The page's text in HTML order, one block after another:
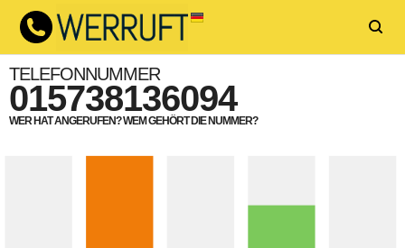
TELEFONNUMMER
015738136094
WER HAT ANGERUFEN? WEM GEHÖRT DIE NUMMER?